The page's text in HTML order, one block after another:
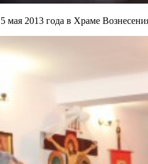
мая 2013 года в Храме